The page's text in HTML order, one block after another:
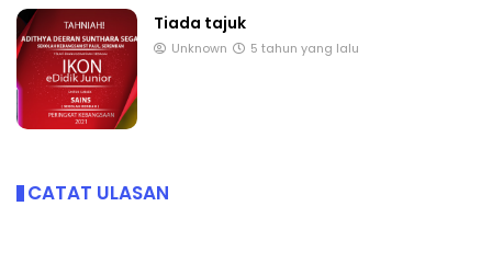
Tiada tajuk
Unknown 5 tahun yang lalu
CATAT ULASAN